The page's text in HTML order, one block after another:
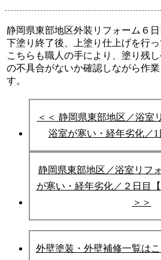
静岡県東部地区外装リフォーム６日
下塗り終了後、上塗り仕上げを行っ
こちらも職人の手により、塗り残
の不具合がないか確認しながら作
す。
＜＜ 静岡県東部地区／浴
浴室が寒い・経年劣化／1
静岡県東部地区／浴室リフ
が寒い・経年劣化／２日目
＞＞
外壁塗装・外壁補修一覧は